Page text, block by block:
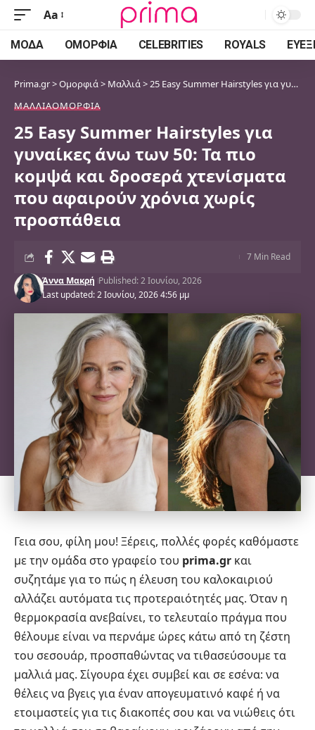
Font
Resizer
Aa
ΜΌΔΑ ΟΜΟΡΦΙΆ CELEBRITIES ROYALS
Prima.gr>Ομορφιά> Μαλλιά>25 Easy Summer Hairstyles για γυναίκες άνω των 50: Τα πιο κομψά και δροσερά χτενίσματα που αφαιρούν χρόνια χωρίς προσπάθεια
ΜΑΛΛΙΆΟΜΟΡΦΙΆ
25 Easy Summer Hairstyles για
γυναίκες άνω των 50: Τα πιο
κομψά και δροσερά χτενίσματα
που αφαιρούν χρόνια χωρίς
προσπάθεια
Last updated: 2 Ιουνίου, 2026 4:56 μμ
Άννα Μακρή Published: 2 Ιουνίου, 2026
7 Min Read
Γεια σου, φίλη μου! Ξέρεις, πολλές φορές καθόμαστε
με την ομάδα στο γραφείο του prima.gr και
συζητάμε για το πώς η έλευση του καλοκαιριού
αλλάζει αυτόματα τις προτεραιότητές μας. Όταν η
θερμοκρασία ανεβαίνει, το τελευταίο πράγμα που
θέλουμε είναι να περνάμε ώρες κάτω από τη ζέστη
του σεσουάρ, προσπαθώντας να τιθασεύσουμε τα
μαλλιά μας. Σίγουρα έχει συμβεί και σε εσένα: να
θέλεις να βγεις για έναν απογευματινό καφέ ή να
ετοιμαστείς για τις διακοπές σου και να νιώθεις ότι